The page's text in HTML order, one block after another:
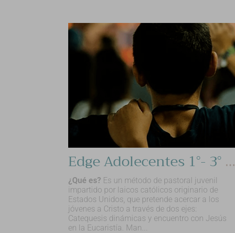
Edge Adolecentes 1°- 3° ESO
¿Qué es? Es un método de pastoral juvenil
impartido por laicos católicos originario de
Estados Unidos, que pretende acercar a los
jóvenes a Cristo a través de dos ejes:
Catequesis dinámicas y encuentro con Jesús
en la Eucaristía. Man...